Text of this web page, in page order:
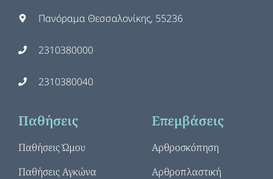
Πανόραμα Θεσσαλονίκης, 55236
2310380000
2310380040
Παθήσεις
Παθήσεις Ώμου
Παθήσεις Αγκώνα
Επεμβάσεις
Αρθροσκόπηση
Αρθροπλαστική